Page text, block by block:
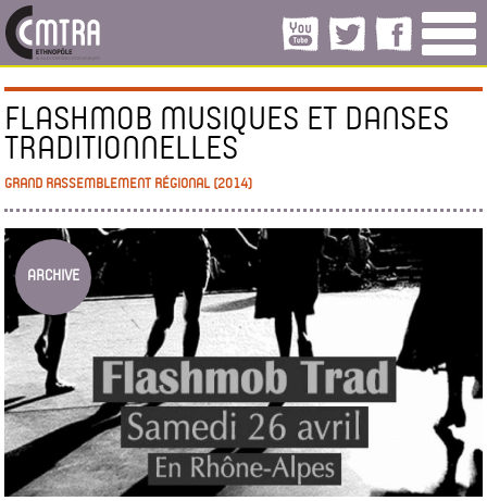
FLASHMOB MUSIQUES ET DANSES
TRADITIONNELLES
GRAND RASSEMBLEMENT RÉGIONAL (2014)
ARCHIVE